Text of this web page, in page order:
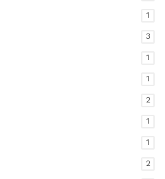
1
3
1
1
2
1
1
2